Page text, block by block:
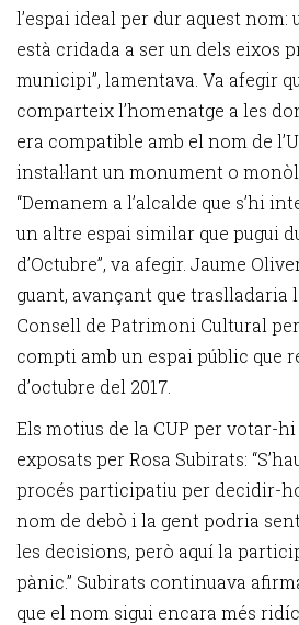
l’espai ideal per dur aquest nom:
està cridada a ser un dels eixos
municipi”, lamentava. Va afegir
comparteix l’homenatge a les
era compatible amb el nom de
instal·lant un monument o
“Demanem a l’alcalde que s’hi
un altre espai similar que pugui
d’Octubre”, va afegir. Jaume
guant, avançant que traslladaria
Consell de Patrimoni Cultural
compti amb un espai públic que
d’octubre del 2017.
Els motius de la CUP per votar-
exposats per Rosa Subirats:
procés participatiu per decidir-
nom de debò i la gent podria
les decisions, però aquí la
pànic.” Subirats continuava
que el nom sigui encara més